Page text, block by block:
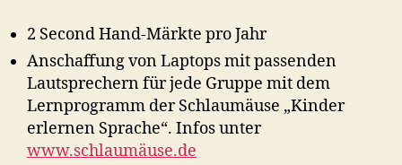
2 Second Hand-Märkte pro Jahr
Anschaffung von Laptops mit passenden
Lautsprechern für jede Gruppe mit dem
Lernprogramm der Schlaumäuse „Kinder
erlernen Sprache“. Infos unter
www.schlaumäuse.de